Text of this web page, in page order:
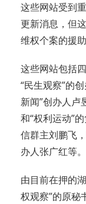
这些网站受到
更新消息，但
维权个案的援助
这些网站包括
“民生观察”的
新闻”创办人卢
和“权利运动”
信群主刘鹏飞
办人张广红等。
由目前在押的
权观察”的原秘